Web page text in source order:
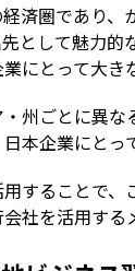
済圏であり
として魅力
にとって大き
州ごとに異
本企業にとっ
することで
社を活用する